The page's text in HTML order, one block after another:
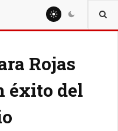
Rojas
éxito del